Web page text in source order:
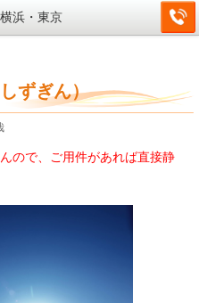
浜・東京
ずぎん）
ので、ご用件があれば直接静